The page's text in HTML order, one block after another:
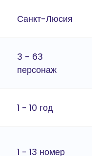
Санкт-Люсия
3 - 63
персонаж
1 - 10 год
1 - 13 номер